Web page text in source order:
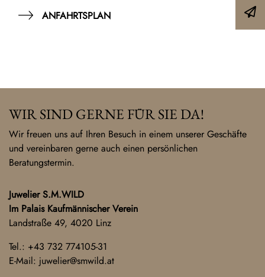
ANFAHRTSPLAN
WIR SIND GERNE FÜR SIE DA!
Wir freuen uns auf Ihren Besuch in einem unserer Geschäfte
und vereinbaren gerne auch einen persönlichen
Beratungstermin.
Juwelier S.M.WILD
Im Palais Kaufmännischer Verein
Landstraße 49, 4020 Linz
Tel.: +43 732 774105-31
E-Mail: juwelier@smwild.at